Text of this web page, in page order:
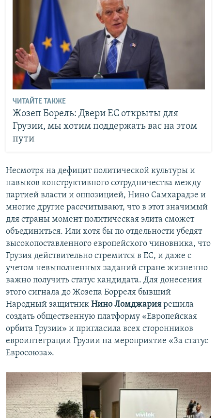
ЧИТАЙТЕ ТАКЖЕ
Жозеп Борель: Двери ЕС открыты для
Грузии, мы хотим поддержать вас на этом
пути
Несмотря на дефицит политической культуры и
навыков конструктивного сотрудничества между
партией власти и оппозицией, Нино Самхарадзе и
многие другие рассчитывают, что в этот значимый
для страны момент политическая элита сможет
объединиться. Или хотя бы по отдельности убедят
высокопоставленного европейского чиновника, что
Грузия действительно стремится в ЕС, и даже с
учетом невыполненных заданий стране жизненно
важно получить статус кандидата. Для донесения
этого сигнала до Жозепа Борреля бывший
Народный защитник Нино Ломджария решила
создать общественную платформу «Европейская
орбита Грузии» и пригласила всех сторонников
евроинтеграции Грузии на мероприятие «За статус
Евросоюза».